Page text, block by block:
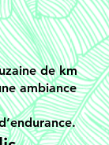
de km
ambiance